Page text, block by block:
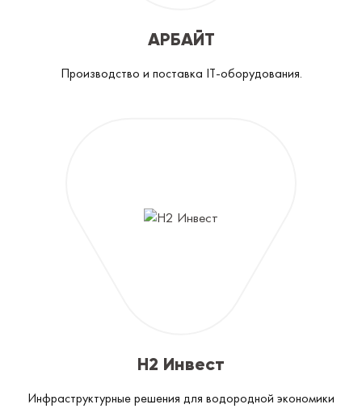
АРБАЙТ
Производство и поставка IT-оборудования.
Н2 Инвест
Инфраструктурные решения для водородной экономики